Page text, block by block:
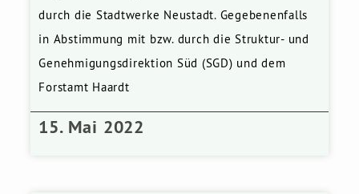
durch die Stadtwerke Neustadt. Gegebenenfalls
in Abstimmung mit bzw. durch die Struktur- und
Genehmigungsdirektion Süd (SGD) und dem
Forstamt Haardt
15. Mai 2022